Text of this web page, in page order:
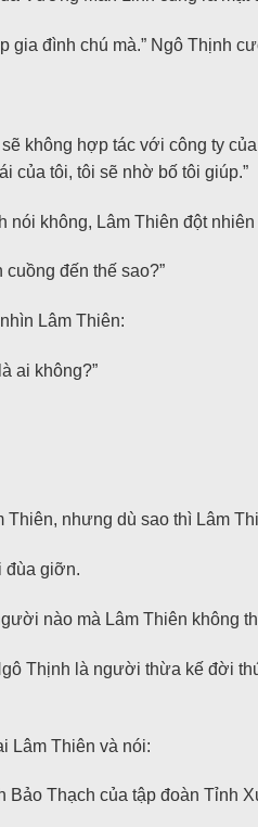
gia đình chú mà.” Ngô Thịnh
không hợp tác với công ty
của tôi, tôi sẽ nhờ bố tôi giúp.”
không, Lâm Thiên đột nhiên
đến thế sao?”
Lâm Thiên:
ai không?”
nhưng dù sao thì Lâm
đùa giỡn.
nào mà Lâm Thiên không
Thịnh là người thừa kế đời
Lâm Thiên và nói:
Bảo Thạch của tập đoàn Tỉnh